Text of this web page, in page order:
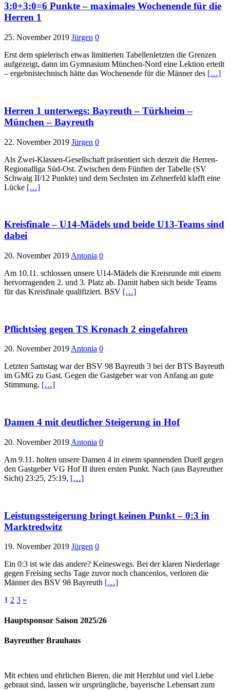
3:0+3:0=6 Punkte – maximales Wochenende für die
Herren 1
25. November 2019 Jürgen 0
Erst dem spielerisch etwas limitierten Tabellenletzten die Grenzen
aufgezeigt, dann im Gymnasium München-Nord eine Lektion erteilt
– ergebnistechnisch hätte das Wochenende für die Männer des […]
Herren 1 unterwegs: Bayreuth – Türkheim –
München – Bayreuth
22. November 2019 Jürgen 0
Als Zwei-Klassen-Gesellschaft präsentiert sich derzeit die Herren-
Regionalliga Süd-Ost. Zwischen dem Fünften der Tabelle (SV
Schwaig II/12 Punkte) und dem Sechsten im Zehnerfeld klafft eine
Lücke […]
Kreisfinale – U14-Mädels und beide U13-Teams sind
dabei
20. November 2019 Antonia 0
Am 10.11. schlossen unsere U14-Mädels die Kreisrunde mit einem
hervorragenden 2. und 3. Platz ab. Damit haben sich beide Teams
für das Kreisfinale qualifiziert. BSV […]
Pflichtsieg gegen TS Kronach 2 eingefahren
20. November 2019 Antonia 0
Letzten Samstag war der BSV 98 Bayreuth 3 bei der BTS Bayreuth
im GMG zu Gast. Gegen die Gastgeber war von Anfang an gute
Stimmung. […]
Damen 4 mit deutlicher Steigerung in Hof
20. November 2019 Antonia 0
Am 9.11. holten unsere Damen 4 in einem spannenden Duell gegen
den Gastgeber VG Hof II ihren ersten Punkt. Nach (aus Bayreuther
Sicht) 23:25, 25:19, […]
Leistungssteigerung bringt keinen Punkt – 0:3 in
Marktredwitz
19. November 2019 Jürgen 0
Ein 0:3 ist wie das andere? Keineswegs. Bei der klaren Niederlage
gegen Freising sechs Tage zuvor noch chancenlos, verloren die
Männer des BSV 98 Bayreuth […]
Seitennummerierung
der
1 2 3 »
Hauptsponsor Saison 2025/26
Bayreuther Brauhaus
Mit echten und ehrlichen Bieren, die mit Herzblut und viel Liebe
gebraut sind, lassen wir ursprüngliche, bayerische Lebensart zum